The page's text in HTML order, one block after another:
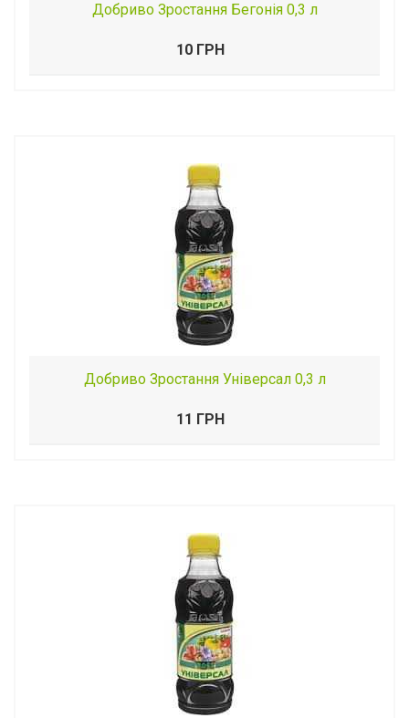
Добриво Зростання Бегонія 0,3 л
10 ГРН
Добриво Зростання Універсал 0,3 л
11 ГРН